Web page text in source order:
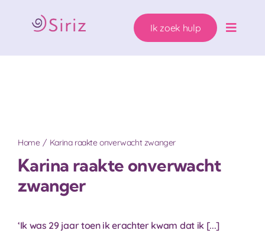
inhoud
Toggle
Wie helpen wij?
Ik zoek hulp
Home Karina raakte onverwacht zwanger
Karina raakte onverwacht
zwanger
‘Ik was 29 jaar toen ik erachter kwam dat ik [...]